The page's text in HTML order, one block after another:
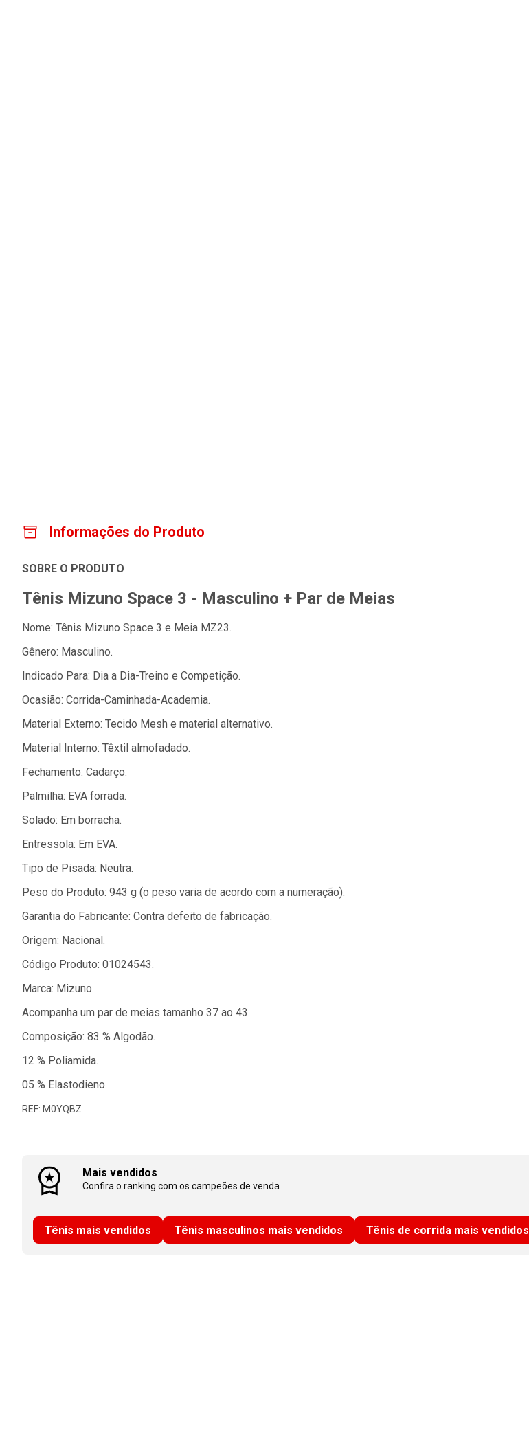
Informações do Produto
SOBRE O PRODUTO
Tênis Mizuno Space 3 - Masculino + Par de Meias
Nome: Tênis Mizuno Space 3 e Meia MZ23.
Gênero: Masculino.
Indicado Para: Dia a Dia-Treino e Competição.
Ocasião: Corrida-Caminhada-Academia.
Material Externo: Tecido Mesh e material alternativo.
Material Interno: Têxtil almofadado.
Fechamento: Cadarço.
Palmilha: EVA forrada.
Solado: Em borracha.
Entressola: Em EVA.
Tipo de Pisada: Neutra.
Peso do Produto: 943 g (o peso varia de acordo com a numeração).
Garantia do Fabricante: Contra defeito de fabricação.
Origem: Nacional.
Código Produto: 01024543.
Marca: Mizuno.
Acompanha um par de meias tamanho 37 ao 43.
Composição: 83 % Algodão.
12 % Poliamida.
05 % Elastodieno.
REF: M0YQBZ
Mais vendidos
Confira o ranking com os campeões de venda
Tênis mais vendidos Tênis masculinos mais vendidos Tênis de corrida mais vendidos